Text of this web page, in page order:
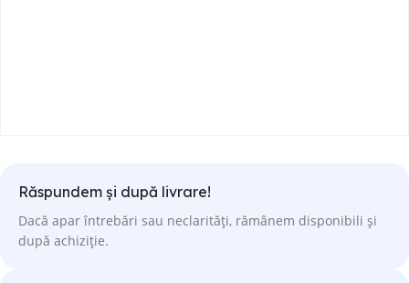
Răspundem și după livrare!
Dacă apar întrebări sau neclarități, rămânem disponibili și
după achiziție.